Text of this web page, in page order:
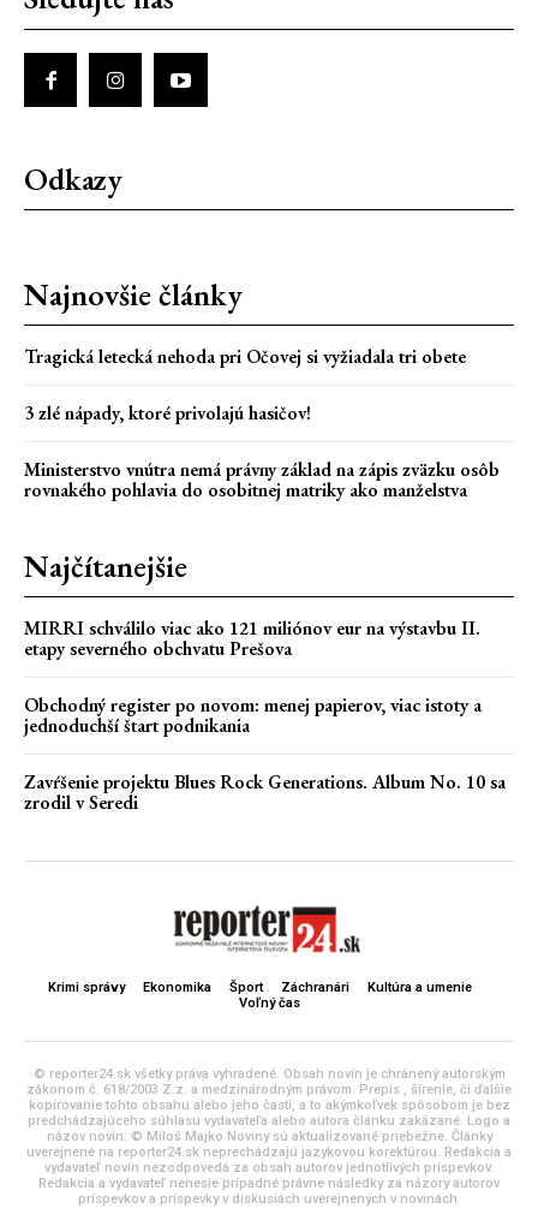
Odkazy
Najnovšie články
Tragická letecká nehoda pri Očovej si vyžiadala tri obete
3 zlé nápady, ktoré privolajú hasičov!
Ministerstvo vnútra nemá právny základ na zápis zväzku osôb
rovnakého pohlavia do osobitnej matriky ako manželstva
Najčítanejšie
MIRRI schválilo viac ako 121 miliónov eur na výstavbu II.
etapy severného obchvatu Prešova
Obchodný register po novom: menej papierov, viac istoty a
jednoduchší štart podnikania
Zavŕšenie projektu Blues Rock Generations. Album No. 10 sa
zrodil v Seredi
Krimi správy Ekonomika Šport Záchranári
Kultúra a umenie
Voľný čas
© reporter24.sk všetky práva vyhradené. Obsah novín je chránený autorským
zákonom č. 618/2003 Z.z. a medzinárodným právom. Prepis , šírenie, či ďalšie
kopírovanie tohto obsahu alebo jeho časti, a to akýmkoľvek spôsobom je bez
predchádzajúceho súhlasu vydavateľa alebo autora článku zakázané. Logo a
názov novín: © Miloš Majko Noviny sú aktualizované priebežne. Články
uverejnené na reporter24.sk neprechádzajú jazykovou korektúrou. Redakcia a
vydavateľ novín nezodpovedá za obsah autorov jednotlivých príspevkov.
Redakcia a vydavateľ nenesie prípadné právne následky za názory autorov
príspevkov a príspevky v diskusiách uverejnených v novinách.